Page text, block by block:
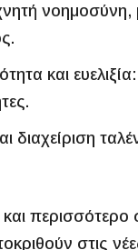
και
διαχείριση
και
στις